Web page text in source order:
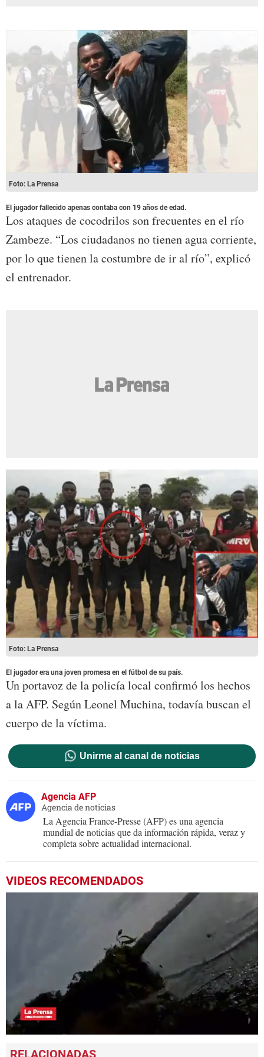
Foto: La Prensa
El jugador fallecido apenas contaba con 19 años de edad.
Los ataques de cocodrilos son frecuentes en el río
Zambeze. “Los ciudadanos no tienen agua corriente,
por lo que tienen la costumbre de ir al río”, explicó
el entrenador.
Foto: La Prensa
El jugador era una joven promesa en el fútbol de su país.
Un portavoz de la policía local confirmó los hechos
a la AFP. Según Leonel Muchina, todavía buscan el
cuerpo de la víctima.
Unirme al canal de noticias
Agencia AFP
Agencia de noticias
La Agencia France-Presse (AFP) es una agencia
mundial de noticias que da información rápida, veraz y
completa sobre actualidad internacional.
VIDEOS RECOMENDADOS
seconds